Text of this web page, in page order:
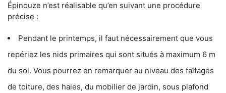
Épinouze n’est réalisable qu’en suivant une procédure
précise :
Pendant le printemps, il faut nécessairement que vous
repériez les nids primaires qui sont situés à maximum 6 m
du sol. Vous pourrez en remarquer au niveau des faîtages
de toiture, des haies, du mobilier de jardin, sous plafond